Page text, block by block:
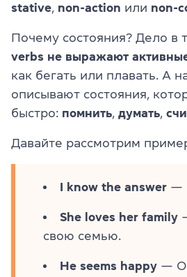
stative, non-action или non-
Почему состояния? Дело в
verbs не выражают
как бегать или плавать. А
описывают состояния,
быстро: помнить, думать,
Давайте рассмотрим
I know the answer —
She loves her family
свою семью.
He seems happy —